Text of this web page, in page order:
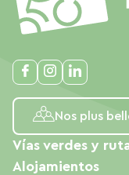
Nos plus
Vías verdes y
Alojamientos